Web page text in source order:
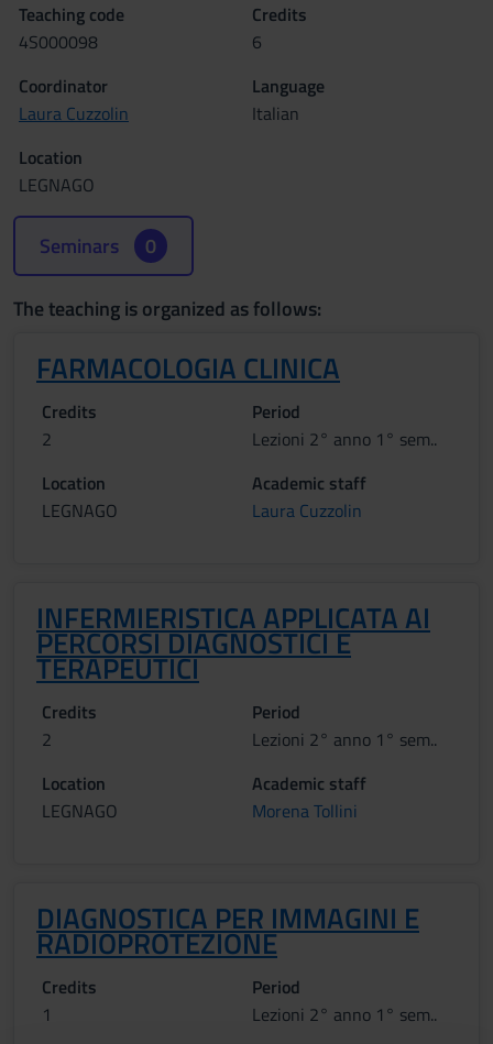
Teaching code
4S000098
Credits
6
Coordinator
Laura Cuzzolin
Language
Italian
Location
LEGNAGO
Seminars 0
The teaching is organized as follows:
FARMACOLOGIA CLINICA
Credits
2
Period
Lezioni 2° anno 1° sem..
Location
LEGNAGO
Academic staff
Laura Cuzzolin
INFERMIERISTICA APPLICATA AI
PERCORSI DIAGNOSTICI E
TERAPEUTICI
Credits
2
Period
Lezioni 2° anno 1° sem..
Location
LEGNAGO
Academic staff
Morena Tollini
DIAGNOSTICA PER IMMAGINI E
RADIOPROTEZIONE
Credits
1
Period
Lezioni 2° anno 1° sem..